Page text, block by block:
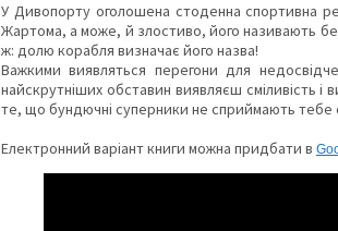
У Дивопорту оголошена стоденна спортивна
Жартома, а може, й злостиво, його називають
ж: долю корабля визначає його назва!
Важкими виявляться перегони для
найскрутніших обставин виявляєш сміливість і
те, що бундючні суперники не сприймають
Електронний варіант книги можна придбати в